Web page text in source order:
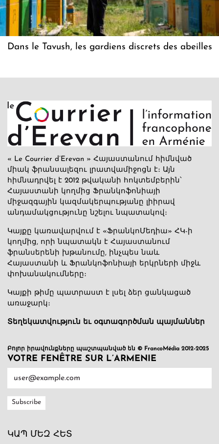
Dans le Tavush, les gardiens discrets des abeilles
« Le Courrier d’Erevan » Հայաստանում հիմնված
միակ ֆրանսալեզու լրատվամիջոցն է։ Այն
հիմնադրվել է 2012 թվականի հոկտեմբերին՝
Հայաստանի կողմից Ֆրանկոֆոնիայի
միջազգային կազմակերպությանը լիիրավ
անդամակցությունը նշելու նպատակով։
Կայքը կառավարվում է «ՖրանկոՄեդիա» ՀԿ-ի
կողմից, որի նպատակն է Հայաստանում
ֆրանսերենի խթանումը, ինչպես նաև
Հայաստանի և Ֆրանկոֆոնիայի երկրների միջև
փոխանակումները։
Կայքի թիմը պատրաստ է լսել ձեր ցանկացած
առաջարկ։
Տեղեկատվություն եւ օգտագործման պայմաններ
Բոլոր իրավունքները պաշտպանված են © FrancoMédia 2012-2025
VOTRE FENÊTRE SUR L’ARMENIE
ԿԱՊ ՄԵԶ ՀԵՏ